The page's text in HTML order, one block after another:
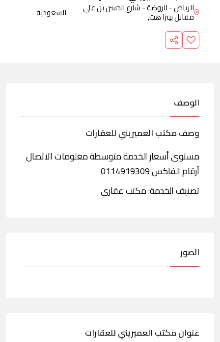
الرياض - الروضة - شارع الحسن بن علي
مقابل بيتزا هت, السعودية
الوصف
وصف مكتب العميريني للعقارات
مستوى أسعار الخدمة متوسطة معلومات الاتصال
أرقام الفاكس 0114919309
تصنيف الخدمة: مكتب عقاري
الصور
عنوان مكتب العميريني للعقارات